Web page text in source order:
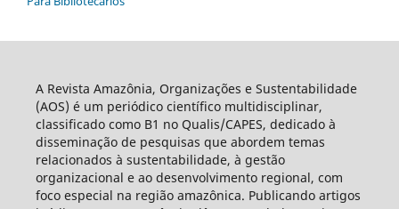
A Revista Amazônia, Organizações e Sustentabilidade
(AOS) é um periódico científico multidisciplinar,
classificado como B1 no Qualis/CAPES, dedicado à
disseminação de pesquisas que abordem temas
relacionados à sustentabilidade, à gestão
organizacional e ao desenvolvimento regional, com
foco especial na região amazônica. Publicando artigos